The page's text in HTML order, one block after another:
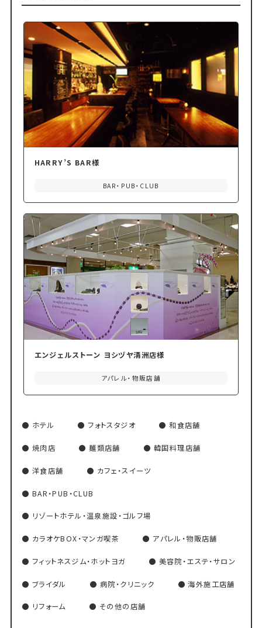
HARRY’S BAR様
BAR・PUB・CLUB
エンジェルストーン ヨシヅヤ清洲店様
アパレル・物販店舗
ホテル フォトスタジオ 和食店舗
焼肉店 麺類店舗 韓国料理店舗
洋食店舗 カフェ・スイーツ
BAR・PUB・CLUB
リゾートホテル・温泉施設・ゴルフ場
カラオケBOX・マンガ喫茶 アパレル・物販店舗
フィットネスジム・ホットヨガ 美容院・エステ・サロン
ブライダル 病院・クリニック 海外施工店舗
リフォーム その他の店舗